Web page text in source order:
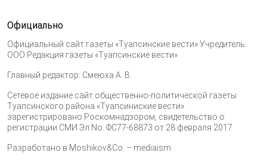
Официально
Официальный сайт газеты «Туапсинские вести» Учредитель:
ООО Редакция газеты «Туапсинские вести»
Главный редактор: Смеюха А. В.
Сетевое издание сайт общественно-политической газеты
Туапсинского района «Туапсиниские вести»
зарегистрировано Роскомнадзором, свидетельство о
регистрации СМИ Эл No. ФС77-68873 от 28 февраля 2017
Разработано в Moshikov&Co. – mediaism